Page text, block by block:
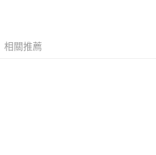
相關推薦